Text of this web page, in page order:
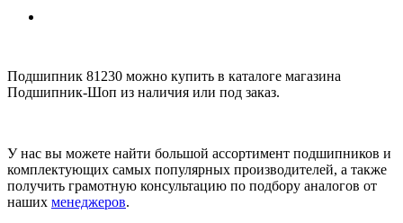
Подшипник 81230 можно купить в каталоге магазина
Подшипник-Шоп из наличия или под заказ.
У нас вы можете найти большой ассортимент подшипников и
комплектующих самых популярных производителей, а также
получить грамотную консультацию по подбору аналогов от
наших менеджеров.